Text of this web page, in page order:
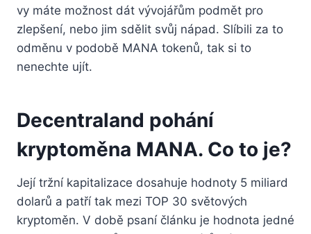
vy máte možnost dát vývojářům podmět pro
zlepšení, nebo jim sdělit svůj nápad. Slíbili za to
odměnu v podobě MANA tokenů, tak si to
nenechte ujít.
Decentraland pohání
kryptoměna MANA. Co to je?
Její tržní kapitalizace dosahuje hodnoty 5 miliard
dolarů a patří tak mezi TOP 30 světových
kryptoměn. V době psaní článku je hodnota jedné